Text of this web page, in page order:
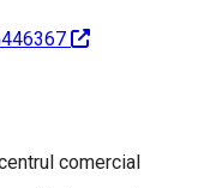
comercial